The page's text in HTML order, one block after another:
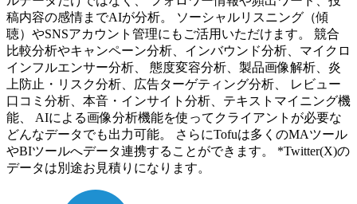
稿内容の感情までAIが分析。 ソーシャルリスニング（傾
聴）やSNSアカウント管理にもご活用いただけます。 競合
比較分析やキャンペーン分析、インバウンド分析、マイクロ
インフルエンサー分析、 態度変容分析、製品画像解析、炎
上防止・リスク分析、広告ターゲティング分析、 レビュー
口コミ分析、本音・インサイト分析、テキストマイニング機
能、 AIによる画像分析機能を使ってクライアントが必要な
どんなデータでも出力可能。 さらにTofuは多くのMAツール
やBIツールへデータ連携することができます。 *Twitter(X)の
データは別途お見積りになります。